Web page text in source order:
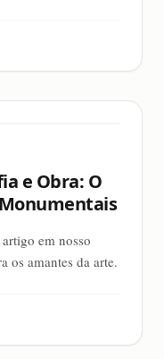
e Obra: O
em nosso
os amantes da arte.